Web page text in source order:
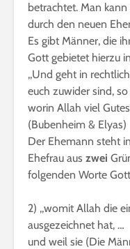
betrachtet. Man
durch den neuen
Es gibt Männer, die
Gott gebietet hierzu
,,Und geht in
euch zuwider sind,
worin Allah viel
(Bubenheim & Elyas)
Der Ehemann steht
Ehefrau aus zwei
folgenden Worte
2) ,,womit Allah die
ausgezeichnet hat, …
und weil sie (Die